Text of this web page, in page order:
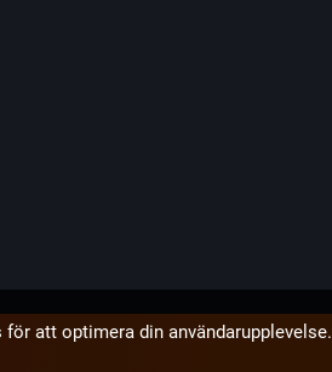
att optimera din användarupplevelse.